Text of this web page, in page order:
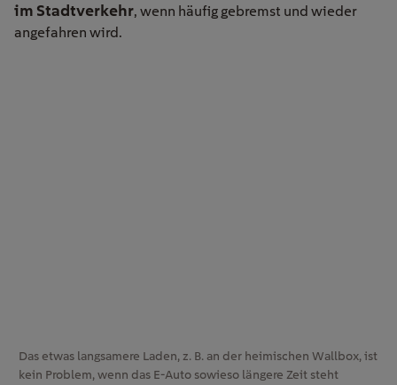
im Stadtverkehr, wenn häufig gebremst und wieder
angefahren wird.
Das etwas langsamere Laden, z. B. an der heimischen Wallbox, ist
kein Problem, wenn das E-Auto sowieso längere Zeit steht